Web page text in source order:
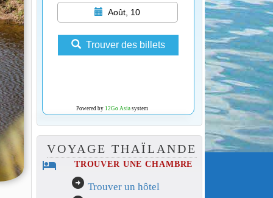
Août, 10
Trouver des billets
Powered by 12Go Asiasystem
VOYAGE THAÏLANDE
hotel TROUVER UNE CHAMBRE
arrow_circle_right Trouver un hôtel